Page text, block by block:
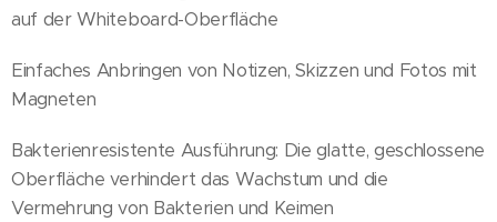
auf der Whiteboard-Oberfläche
Einfaches Anbringen von Notizen, Skizzen und Fotos mit
Magneten
Bakterienresistente Ausführung: Die glatte, geschlossene
Oberfläche verhindert das Wachstum und die
Vermehrung von Bakterien und Keimen